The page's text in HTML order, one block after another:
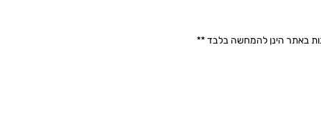
באתר הינן להמחשה בלבד **